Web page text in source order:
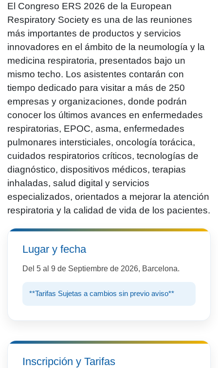
El Congreso ERS 2026 de la European
Respiratory Society es una de las reuniones
más importantes de productos y servicios
innovadores en el ámbito de la neumología y la
medicina respiratoria, presentados bajo un
mismo techo. Los asistentes contarán con
tiempo dedicado para visitar a más de 250
empresas y organizaciones, donde podrán
conocer los últimos avances en enfermedades
respiratorias, EPOC, asma, enfermedades
pulmonares intersticiales, oncología torácica,
cuidados respiratorios críticos, tecnologías de
diagnóstico, dispositivos médicos, terapias
inhaladas, salud digital y servicios
especializados, orientados a mejorar la atención
respiratoria y la calidad de vida de los pacientes.
Lugar y fecha
Del 5 al 9 de Septiembre de 2026, Barcelona.
**Tarifas Sujetas a cambios sin previo aviso**
Inscripción y Tarifas